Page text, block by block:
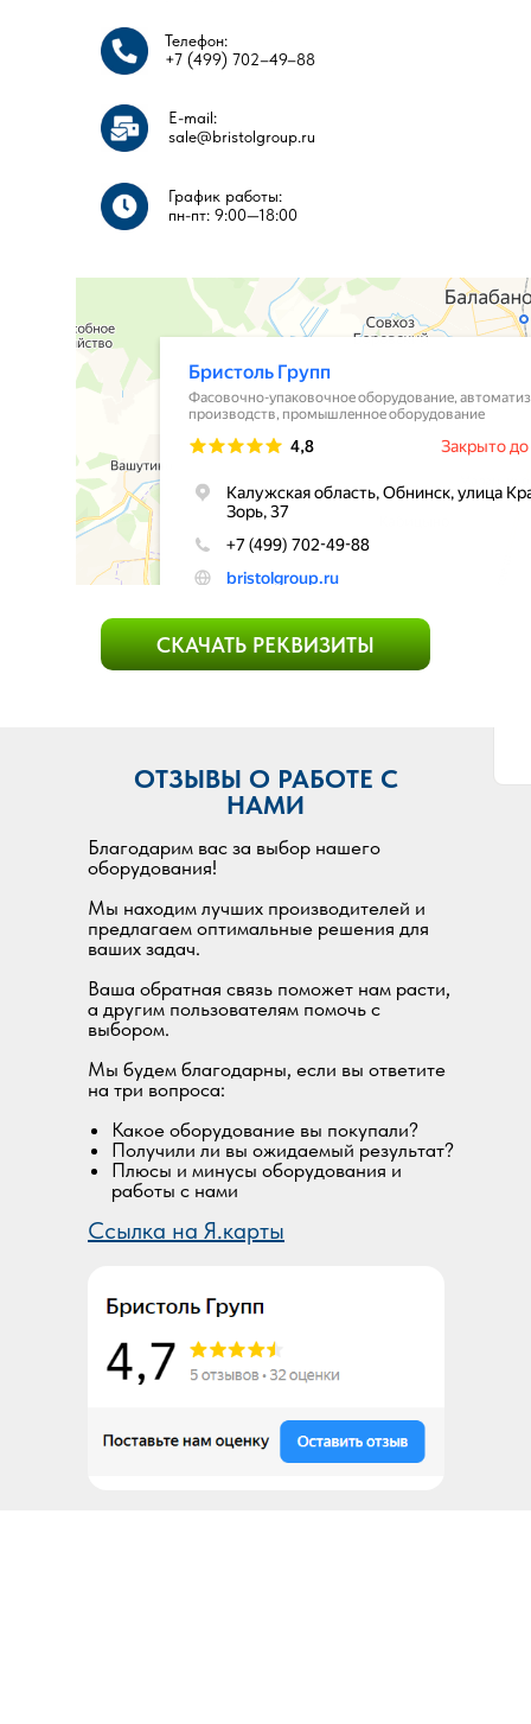
Телефон:
+7 (499) 702–49–88
E-mail:
sale@bristolgroup.ru
График работы:
пн-пт: 9:00—18:00​​
СКАЧАТЬ РЕКВИЗИТЫ
Благодарим вас за выбор нашего
оборудования!
Мы находим лучших производителей и
предлагаем оптимальные решения для
ваших задач.
Ваша обратная связь поможет нам расти,
а другим пользователям помочь с
выбором.
Мы будем благодарны, если вы ответите
на три вопроса:
Какое оборудование вы покупали?
Получили ли вы ожидаемый результат?
Плюсы и минусы оборудования и
работы с нами
Ссылка на Я.карты
ОТЗЫВЫ О РАБОТЕ С
НАМИ
ПОСЕТИТЬ НАШ ШОУРУМ